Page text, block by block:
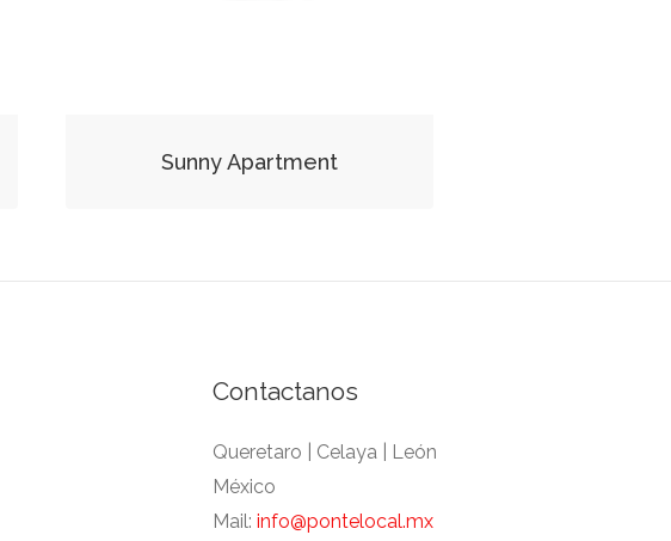
Sunny Apartment
Contactanos
Queretaro | Celaya | León
México
Mail: info@pontelocal.mx